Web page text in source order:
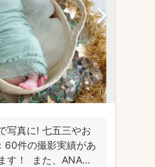
写真に! 七五三やお
60件の撮影実績があ
す！ また、ANA